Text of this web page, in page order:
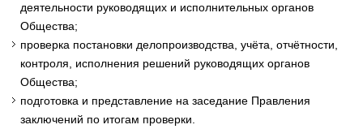
деятельности руководящих и исполнительных органов
Общества;
проверка постановки делопроизводства, учёта, отчётности,
контроля, исполнения решений руководящих органов
Общества;
подготовка и представление на заседание Правления
заключений по итогам проверки.